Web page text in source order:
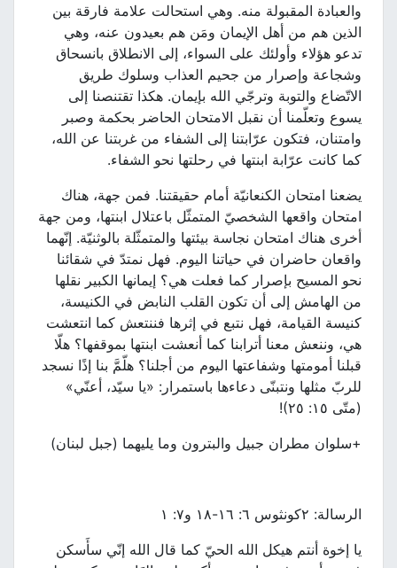
والعبادة المقبولة منه. وهي استحالت علامة فارقة بين
الذين هم من أهل الإيمان ومَن هم بعيدون عنه، وهي
تدعو هؤلاء وأولئك على السواء، إلى الانطلاق بانسحاق
وشجاعة وإصرار من جحيم العذاب وسلوك طريق
الاتّضاع والتوبة وترجّي الله بإيمان. هكذا تقتنصنا إلى
يسوع وتعلّمنا أن نقبل الامتحان الحاضر بحكمة وصبر
وامتنان، فتكون عرّابتنا إلى الشفاء من غربتنا عن الله،
كما كانت عرّابة ابنتها في رحلتها نحو الشفاء.
يضعنا امتحان الكنعانيّة أمام حقيقتنا. فمن جهة، هناك
امتحان واقعها الشخصيّ المتمثّل باعتلال ابنتها، ومن جهة
أخرى هناك امتحان نجاسة بيئتها والمتمثّلة بالوثنيّة. إنّهما
واقعان حاضران في حياتنا اليوم. فهل نمتدّ في شقائنا
نحو المسيح بإصرار كما فعلت هي؟ إيمانها الكبير نقلها
من الهامش إلى أن تكون القلب النابض في الكنيسة،
كنيسة القيامة، فهل نتبع في إثرها فننتعش كما انتعشت
هي، وننعش معنا أترابنا كما أنعشت ابنتها بموقفها؟ هلّا
قبلنا أمومتها وشفاعتها اليوم من أجلنا؟ هلّمَّ بنا إذًا نسجد
للربّ مثلها ونتبنّى دعاءها باستمرار: «يا سيّد، أعنّي»
(متّى ١٥: ٢٥)!
+سلوان مطران جبيل والبترون وما يليهما (جبل لبنان)
الرسالة: ٢كونثوس ٦: ١٦-١٨ و٧: ١
يا إخوة أنتم هيكل الله الحيّ كما قال الله إنّي سأَسكن